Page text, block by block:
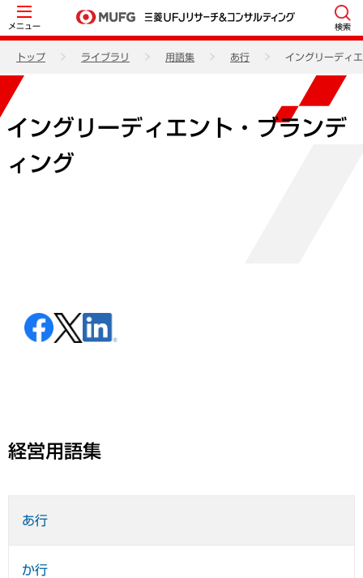
メニュー 検索
トップ ライブラリ 用語集 あ行 イングリーディ
イングリーディエント・ブランデ
ィング
経営用語集
あ行
か行